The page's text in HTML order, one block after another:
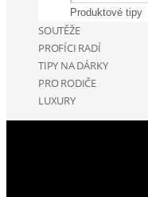
Produktové tipy
SOUTĚŽE
PROFÍCI RADÍ
TIPY NA DÁRKY
PRO RODIČE
LUXURY